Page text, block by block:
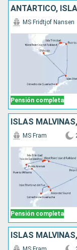
Pensión completa
MS Fridtjof Nansen
Pensión completa
MS Fram